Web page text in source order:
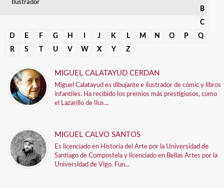
Ilustrador
B
C
D
E F G H J K L M N O P
Q
R
S T U V W X Y Z
MIGUEL CALATAYUD CERDAN
Miguel Calatayud es dibujante e ilustrador de cómic y libros
infantiles. Ha recibido los premios más prestigiosos, como
el Lazarillo de Ilus...
MIGUEL CALVO SANTOS
Es licenciado en Historia del Arte por la Universidad de
Santiago de Compostela y licenciado en Bellas Artes por la
Universidad de Vigo. Fun...